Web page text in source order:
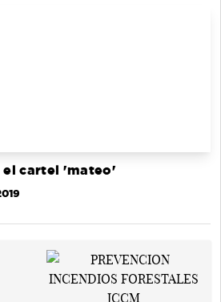
el cartel 'mateo'